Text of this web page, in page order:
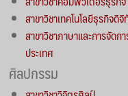
สาขาวิชาเทคโนโลยีธุรกิจดิจิ
สาขาวิชาภาษาและการจัดก
ประเทศ
ศิลปกรรม